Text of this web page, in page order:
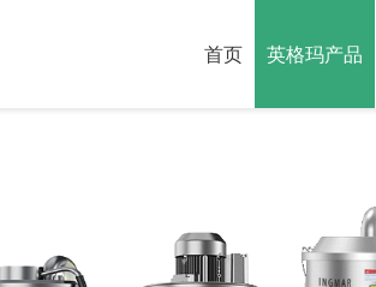
首页 英格玛产品